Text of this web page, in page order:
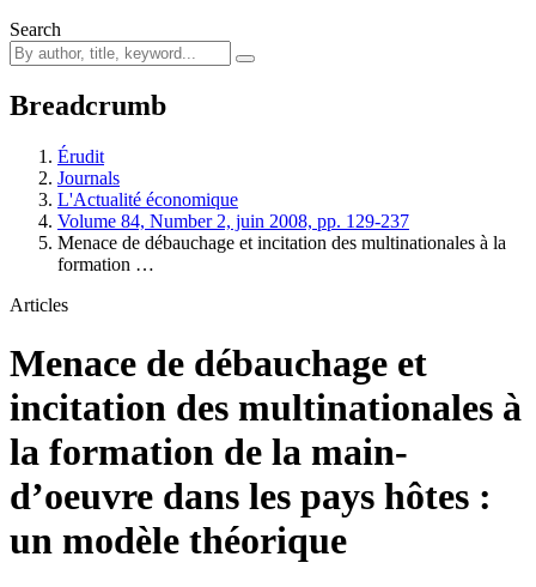
Search
Breadcrumb
Érudit
Journals
L'Actualité économique
Volume 84, Number 2, juin 2008, pp. 129-237
Menace de débauchage et incitation des multinationales à la
formation …
Articles
Menace de débauchage et
incitation des multinationales à
la formation de la main-
d’oeuvre dans les pays hôtes :
un modèle théorique